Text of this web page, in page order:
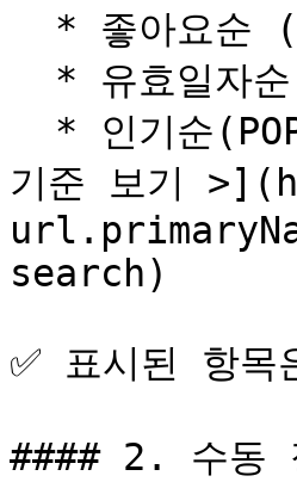
기준 보기
search)
✅ 표시된 항목
#### 2. 수